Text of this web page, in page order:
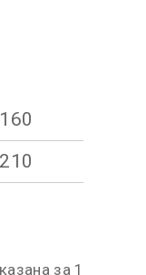
160
210
за 1